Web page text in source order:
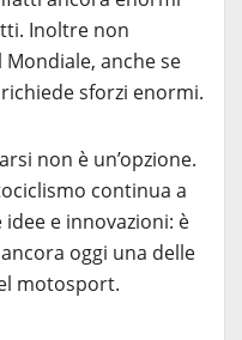
Inoltre non
anche se
sforzi enormi.
non è un’opzione.
continua a
e innovazioni: è
oggi una delle
motosport.